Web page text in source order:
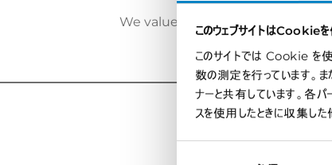
このウェブサイトはCookie
このサイトでは Cookie を
数の測定を行っています。
ナーと共有しています。各
スを使用したときに収集し
We value your business and